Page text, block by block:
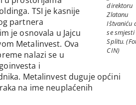
direktoru
Zlatanu
Ištvaniću
se smjesti
Splitu.
CIN)
TSI je kasnije
partnera
je osnovala u Jajcu
Metalinvest. Ova
nalazi se u
i
Metalinvest duguje općini
na ime neuplaćenih